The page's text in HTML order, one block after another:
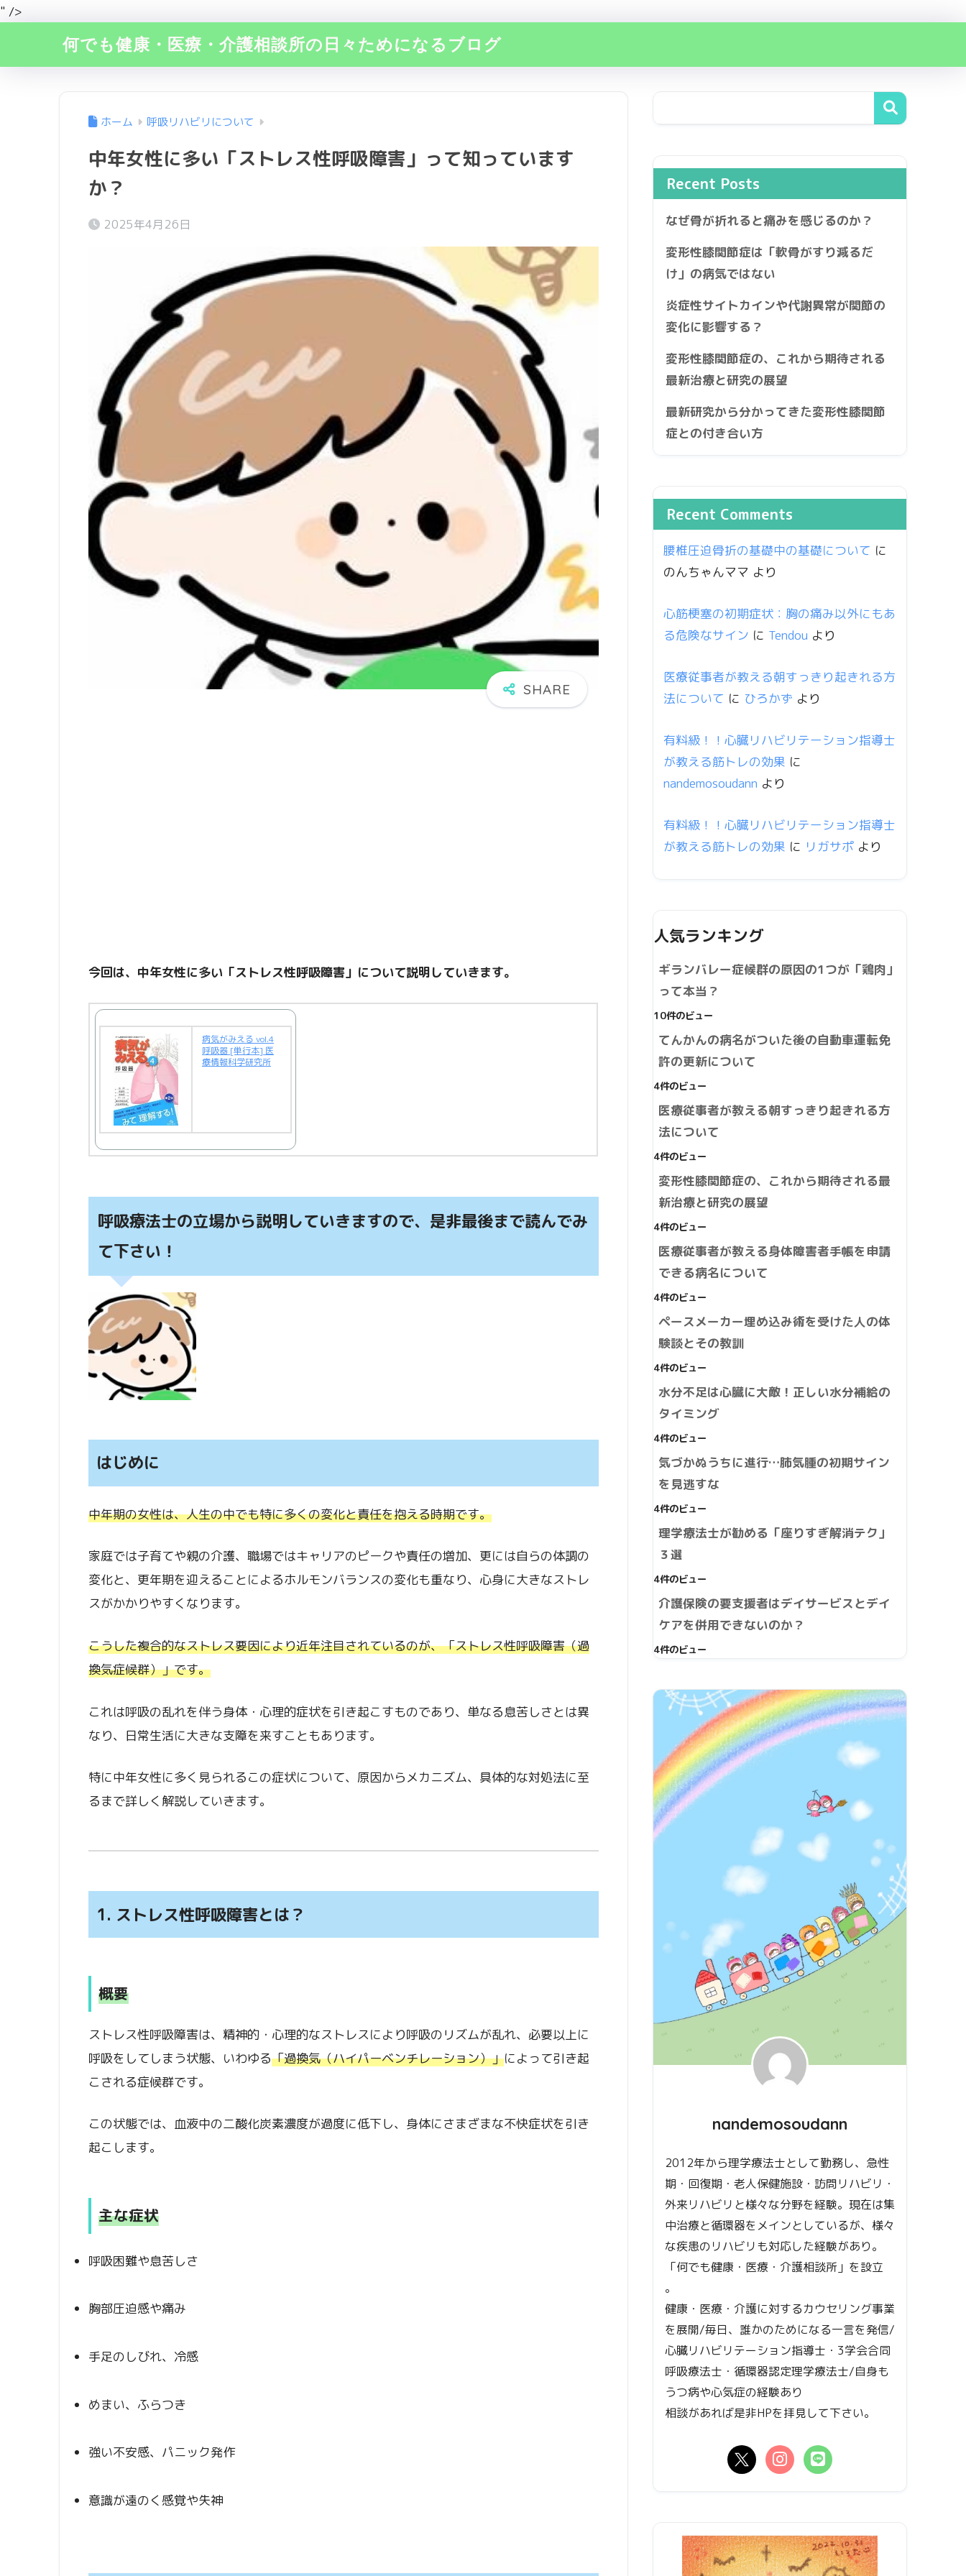
" />
何でも健康・医療・介護相談所の日々ためになるブログ
ホーム 呼吸リハビリについて
中年女性に多い「ストレス性呼吸障害」って知っています
か？
2025年4月26日
今回は、中年女性に多い「ストレス性呼吸障害」について説明していきます。
病気がみえる vol.4
呼吸器 [単行本] 医
療情報科学研究所
呼吸療法士の立場から説明していきますので、是非最後まで読んでみ
て下さい！
はじめに
中年期の女性は、人生の中でも特に多くの変化と責任を抱える時期です。
家庭では子育てや親の介護、職場ではキャリアのピークや責任の増加、更には自らの体調の
変化と、更年期を迎えることによるホルモンバランスの変化も重なり、心身に大きなストレ
スがかかりやすくなります。
こうした複合的なストレス要因により近年注目されているのが、「ストレス性呼吸障害（過
換気症候群）」です。
これは呼吸の乱れを伴う身体・心理的症状を引き起こすものであり、単なる息苦しさとは異
なり、日常生活に大きな支障を来すこともあります。
特に中年女性に多く見られるこの症状について、原因からメカニズム、具体的な対処法に至
るまで詳しく解説していきます。
1. ストレス性呼吸障害とは？
概要
ストレス性呼吸障害は、精神的・心理的なストレスにより呼吸のリズムが乱れ、必要以上に
呼吸をしてしまう状態、いわゆる「過換気（ハイパーベンチレーション）」によって引き起
こされる症候群です。
この状態では、血液中の二酸化炭素濃度が過度に低下し、身体にさまざまな不快症状を引き
起こします。
主な症状
呼吸困難や息苦しさ
胸部圧迫感や痛み
手足のしびれ、冷感
めまい、ふらつき
強い不安感、パニック発作
意識が遠のく感覚や失神
Recent Posts
なぜ骨が折れると痛みを感じるのか？
変形性膝関節症は「軟骨がすり減るだ
け」の病気ではない
炎症性サイトカインや代謝異常が関節の
変化に影響する？
変形性膝関節症の、これから期待される
最新治療と研究の展望
最新研究から分かってきた変形性膝関節
症との付き合い方
Recent Comments
腰椎圧迫骨折の基礎中の基礎について に
のんちゃんママ より
心筋梗塞の初期症状：胸の痛み以外にもあ
る危険なサイン に Tendou より
医療従事者が教える朝すっきり起きれる方
法について に ひろかず より
有料級！！心臓リハビリテーション指導士
が教える筋トレの効果 に
nandemosoudann より
有料級！！心臓リハビリテーション指導士
が教える筋トレの効果 に リガサポ より
人気ランキング
ギランバレー症候群の原因の1つが「鶏肉」
って本当？
10件のビュー
てんかんの病名がついた後の自動車運転免
許の更新について
4件のビュー
医療従事者が教える朝すっきり起きれる方
法について
4件のビュー
変形性膝関節症の、これから期待される最
新治療と研究の展望
4件のビュー
医療従事者が教える身体障害者手帳を申請
できる病名について
4件のビュー
ペースメーカー埋め込み術を受けた人の体
験談とその教訓
4件のビュー
水分不足は心臓に大敵！正しい水分補給の
タイミング
4件のビュー
気づかぬうちに進行…肺気腫の初期サイン
を見逃すな
4件のビュー
理学療法士が勧める「座りすぎ解消テク」
３選
4件のビュー
介護保険の要支援者はデイサービスとデイ
ケアを併用できないのか？
4件のビュー
nandemosoudann
2012年から理学療法士として勤務し、急性
期・回復期・老人保健施設・訪問リハビリ・
外来リハビリと様々な分野を経験。現在は集
中治療と循環器をメインとしているが、様々
な疾患のリハビリも対応した経験があり。
「何でも健康・医療・介護相談所」を設立
。
健康・医療・介護に対するカウセリング事業
を展開/毎日、誰かのためになる一言を発信/
心臓リハビリテーション指導士・3学会合同
呼吸療法士・循環器認定理学療法士/自身も
うつ病や心気症の経験あり
相談があれば是非HPを拝見して下さい。